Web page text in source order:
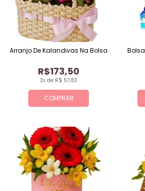
COMPRAR
3x de R$ 57,83
R$173,50
Arranjo De Kalandivas Na Bolsa